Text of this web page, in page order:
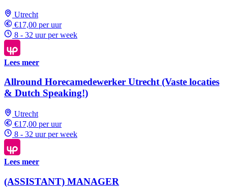
Utrecht
€17,00 per uur
8 - 32 uur per week
Lees meer
Allround Horecamedewerker Utrecht (Vaste locaties
& Dutch Speaking!)
Utrecht
€17,00 per uur
8 - 32 uur per week
Lees meer
(ASSISTANT) MANAGER